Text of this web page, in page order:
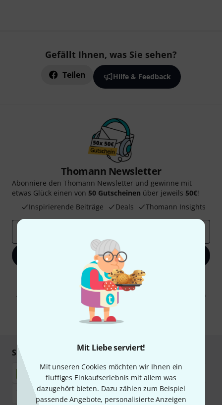
Mit Liebe serviert!
Mit unseren Cookies möchten wir Ihnen ein
fluffiges Einkaufserlebnis mit allem was
dazugehört bieten. Dazu zählen zum Beispiel
passende Angebote, personalisierte Anzeigen
Gefällt Ihnen, was Sie sehen?
Teilen Hilfe & Feedback
Thomann Newsletter
Abonniere den Thomann Newsletter und gewinne mit
etwas Glück einen von 50 Gutscheinen über jeweils 50€!
Inspirierende Beiträge
Deals Thomann Insights
Jetzt anmelden
Mit Klick auf „Jetzt anmelden“ stimmen Sie dem Erhalt von E-Mail-
Werbung und einer Messung des E-Mail-Nutzungsverhaltens zu. Die
Abmeldung ist jederzeit möglich. Weitere Informationen finden Sie in
unseren
Datenschutzhinweisen
* Pflichtfeld
Sicher einkaufen & bezahlen